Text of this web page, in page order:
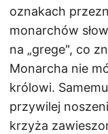
oznakach
monarchów
na „grege", co
Monarcha nie
królowi.
przywilej
krzyża